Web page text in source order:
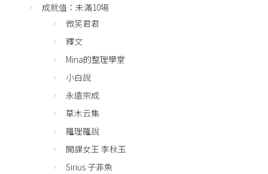
成就值：未滿10場
微笑君君
釋文
Mina的整理學堂
小白說
永遠宗成
草木云集
羅理羅說
開課女王 李秋玉
Sirius 子非魚